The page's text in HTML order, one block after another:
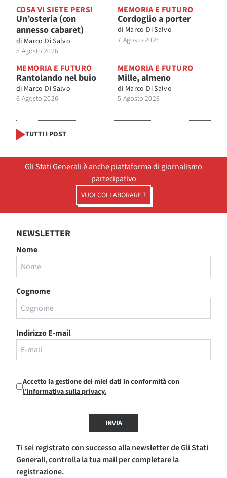
COSA VI SIETE PERSI
Un’osteria (con
annesso cabaret)
di Marco Di Salvo
8 Agosto 2026
MEMORIA E FUTURO
Cordoglio a porter
di Marco Di Salvo
7 Agosto 2026
MEMORIA E FUTURO
Rantolando nel buio
di Marco Di Salvo
6 Agosto 2026
MEMORIA E FUTURO
Mille, almeno
di Marco Di Salvo
5 Agosto 2026
TUTTI I POST
Gli Stati Generali è anche piattaforma di giornalismo
partecipativo
VUOI COLLABORARE ?
NEWSLETTER
Nome
Cognome
Indirizzo E-mail
Accetto la gestione dei miei dati in conformità con
l'informativa sulla privacy.
INVIA
Ti sei registrato con successo alla newsletter de Gli Stati
Generali, controlla la tua mail per completare la
registrazione.